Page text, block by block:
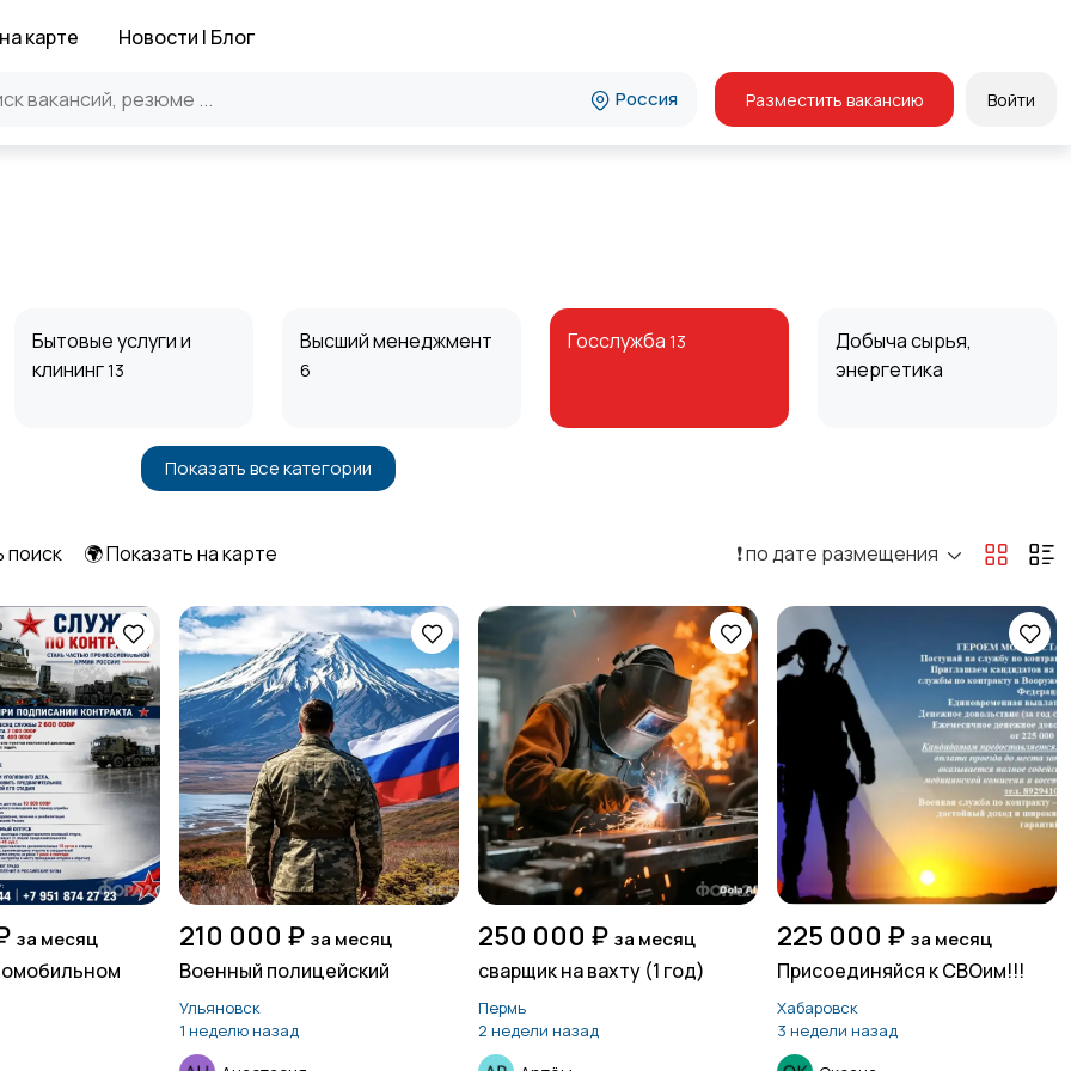
карте Новости | Блог
Россия Разместить вакансию Войти
Бытовые услуги и
клининг13
Высший менеджмент
6
Госслужба 13
Добыча сырья,
энергетика
Информационные
Искусство и
Начало карьеры13 Образование и наука
6
Офисный персонал15
Перевозки, склад,
закупки
Работа вахтой 132
Рестораны и
общепит15
Резюме16 Сельское хозяйство
Страхование
Строительство и
Туризм и гостиницы13
Управление
Показать все категории
поиск 🌍 Показать на карте ❗️ по дате размещения
за месяц 210 000 ₽ за месяц
Военный полицейский
Ульяновск
1 неделю назад
250 000 ₽ за месяц
сварщик на вахту (1 год)
Пермь
2 недели назад
225 000 ₽ за месяц
Присоединяйся к СВОим!!!
Хабаровск
3 недели назад